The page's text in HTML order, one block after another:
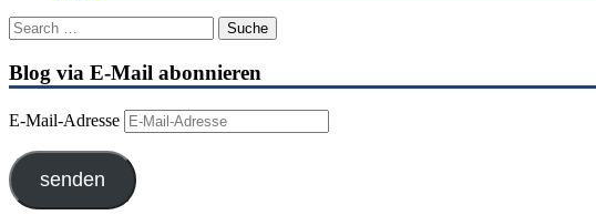
Blog via E-Mail abonnieren
E-Mail-Adresse
senden